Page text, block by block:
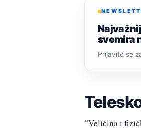
svemira
Prijavite se
“Veličina i